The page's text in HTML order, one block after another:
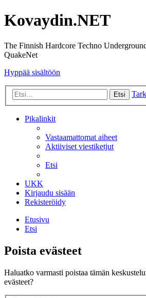
Kovaydin.NET
The Finnish Hardcore Techno
QuakeNet
Hyppää sisältöön
Etsi
Pikalinkit
Vastaamattomat aiheet
Aktiiviset viestiketjut
Etsi
UKK
Kirjaudu sisään
Rekisteröidy
Etusivu
Etsi
Poista evästeet
Haluatko varmasti poistaa tämän
evästeet?